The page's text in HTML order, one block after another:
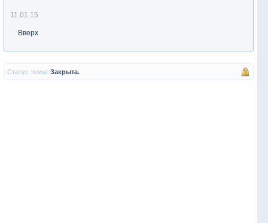
11.01.15
Вверх
Статус темы: Закрыта.